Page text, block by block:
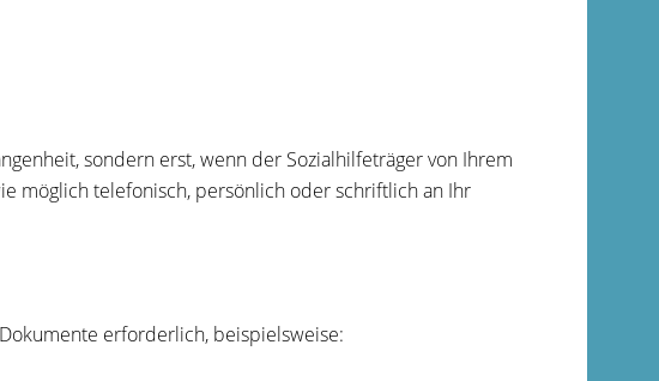
sondern erst, wenn der Sozialhilfeträger von Ihrem
möglich telefonisch, persönlich oder schriftlich an Ihr
erforderlich, beispielsweise: